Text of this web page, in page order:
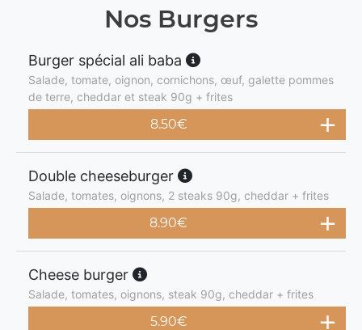
Nos Burgers
Burger spécial ali baba
Salade, tomate, oignon, cornichons, œuf, galette pommes
de terre, cheddar et steak 90g + frites
8.50€
Double cheeseburger
Salade, tomates, oignons, 2 steaks 90g, cheddar + frites
8.90€
Cheese burger
Salade, tomates, oignons, steak 90g, cheddar + frites
5.90€